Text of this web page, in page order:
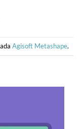
Agisoft Metashape.